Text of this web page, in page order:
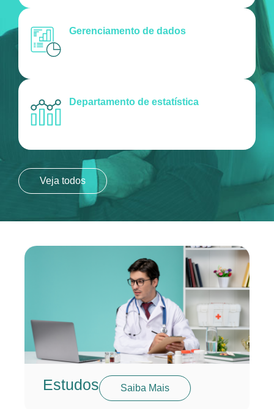
Gerenciamento de dados
Departamento de estatística
Veja todos
Estudos Saiba Mais